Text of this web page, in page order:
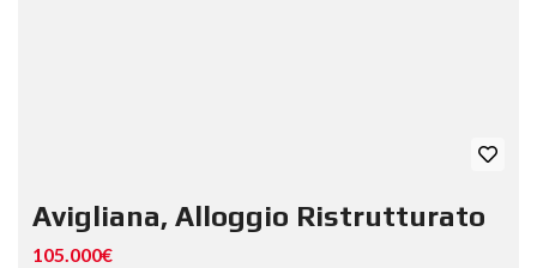
Avigliana, Alloggio Ristrutturato
105.000€